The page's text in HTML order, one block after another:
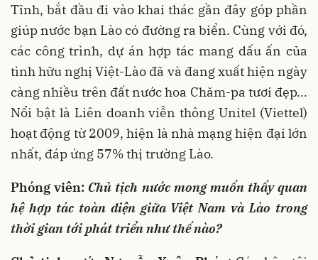
Tĩnh, bắt đầu đi vào khai thác gần đây góp phần
giúp nước bạn Lào có đường ra biển. Cùng với đó,
các công trình, dự án hợp tác mang dấu ấn của
tình hữu nghị Việt-Lào đã và đang xuất hiện ngày
càng nhiều trên đất nước hoa Chăm-pa tươi đẹp...
Nổi bật là Liên doanh viễn thông Unitel (Viettel)
hoạt động từ 2009, hiện là nhà mạng hiện đại lớn
nhất, đáp ứng 57% thị trường Lào.
Phóng viên: Chủ tịch nước mong muốn thấy quan
hệ hợp tác toàn diện giữa Việt Nam và Lào trong
thời gian tới phát triển như thế nào?